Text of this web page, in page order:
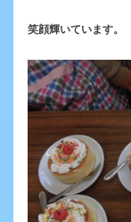
笑顔輝いています。